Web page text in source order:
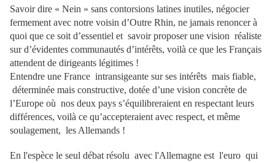
Savoir dire « Nein » sans contorsions latines inutiles, négocier
fermement avec notre voisin d’Outre Rhin, ne jamais renoncer à
quoi que ce soit d’essentiel et savoir proposer une vision réaliste
sur d’évidentes communautés d’intérêts, voilà ce que les Français
attendent de dirigeants légitimes !
Entendre une France intransigeante sur ses intérêts mais fiable,
déterminée mais constructive, dotée d’une vision concrète de
l’Europe où nos deux pays s’équilibreraient en respectant leurs
différences, voilà ce qu’accepteraient avec respect, et même
soulagement, les Allemands !
En l'espèce le seul débat résolu avec l'Allemagne est l'euro qui